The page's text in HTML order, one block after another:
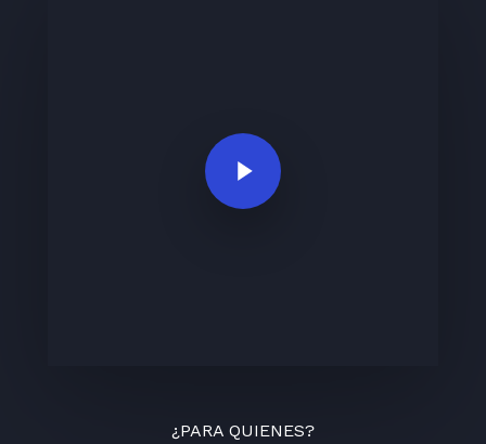
Play Video
¿PARA QUIENES?